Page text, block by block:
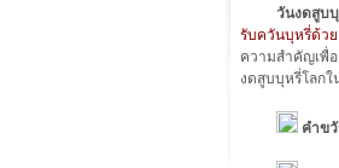
วันงดสูบ
รับควันบุหรี่ด้ว
ความสำคัญเพื่อ
งดสูบบุหรี่โลก
คำข